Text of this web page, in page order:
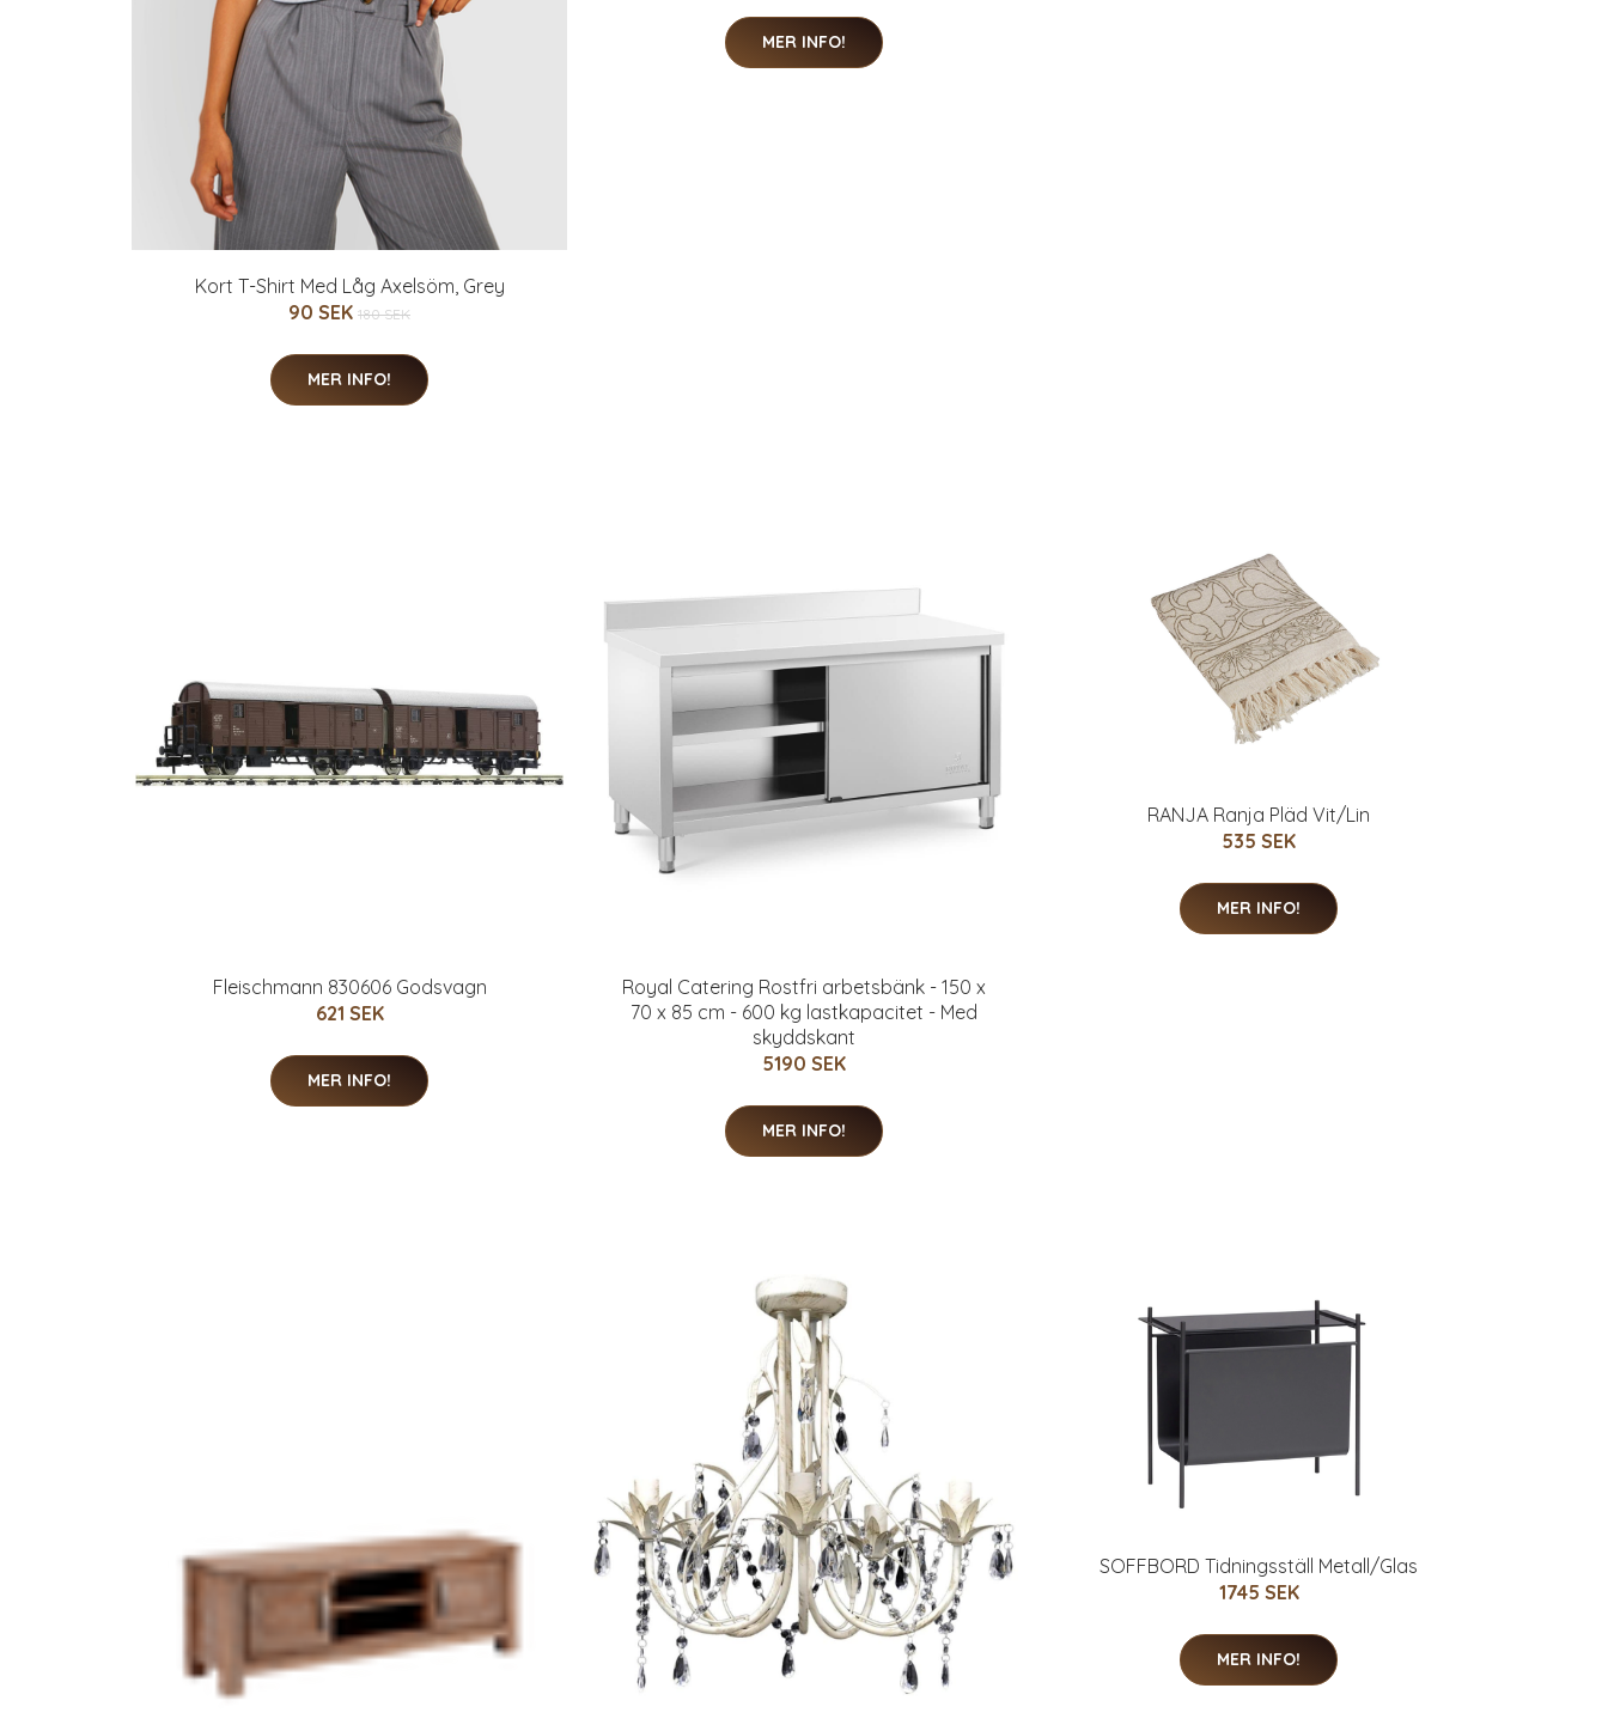
Kort T-Shirt Med Låg Axelsöm, Grey
90 SEK 180 SEK
MER INFO!
MER INFO!
Fleischmann 830606 Godsvagn
621 SEK
MER INFO!
Royal Catering Rostfri arbetsbänk - 150 x
70 x 85 cm - 600 kg lastkapacitet - Med
skyddskant
5190 SEK
MER INFO!
RANJA Ranja Pläd Vit/Lin
535 SEK
MER INFO!
SOFFBORD Tidningsställ Metall/Glas
1745 SEK
MER INFO!